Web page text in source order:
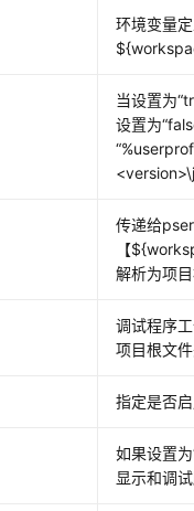
环境变量
当设置为
设置为
传递给
【
解析为项
调试程序
项目根文
指定是否
如果设置为
显示和调